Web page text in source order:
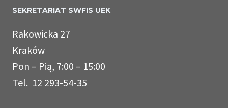
SEKRETARIAT SWFIS UEK
Rakowicka 27
Kraków
Pon – Pią, 7:00 – 15:00
Tel. 12 293-54-35